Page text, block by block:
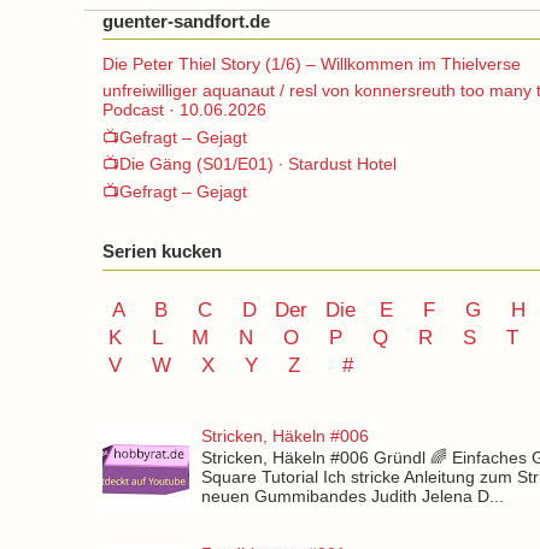
guenter-sandfort.de
Die Peter Thiel Story (1/6) – Willkommen im Thielverse
unfreiwilliger aquanaut / resl von konnersreuth too many
Podcast · 10.06.2026
📺Gefragt – Gejagt
📺Die Gäng (S01/E01) ∙ Stardust Hotel
📺Gefragt – Gejagt
Serien kucken
A B C D Der Die E F G
H
K
L M N O P Q R S
T
V
W X Y Z #
Stricken, Häkeln #006
Stricken, Häkeln #006 Gründl 🌈 Einfaches
Square Tutorial Ich stricke Anleitung zum
neuen Gummibandes Judith Jelena D...